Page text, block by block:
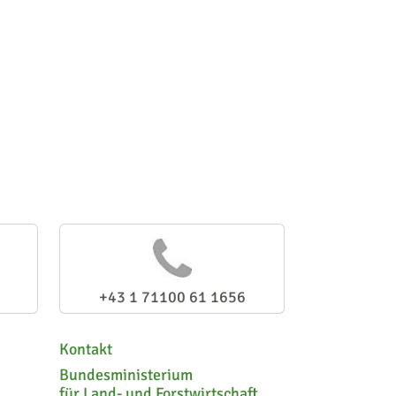
+43 1 71100 61 1656
Kontakt
Bundesministerium